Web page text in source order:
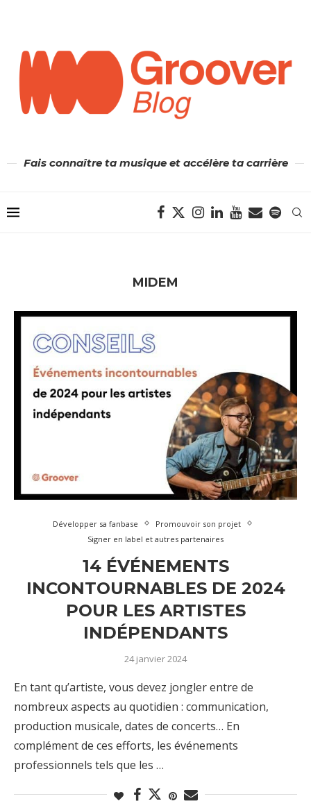
Fais connaître ta musique et accélère ta carrière
MIDEM
Développer sa fanbase
Promouvoir son projet
Signer en label et autres partenaires
14 ÉVÉNEMENTS
INCONTOURNABLES DE 2024
POUR LES ARTISTES
INDÉPENDANTS
24 janvier 2024
En tant qu’artiste, vous devez jongler entre de
nombreux aspects au quotidien : communication,
production musicale, dates de concerts… En
complément de ces efforts, les événements
professionnels tels que les …